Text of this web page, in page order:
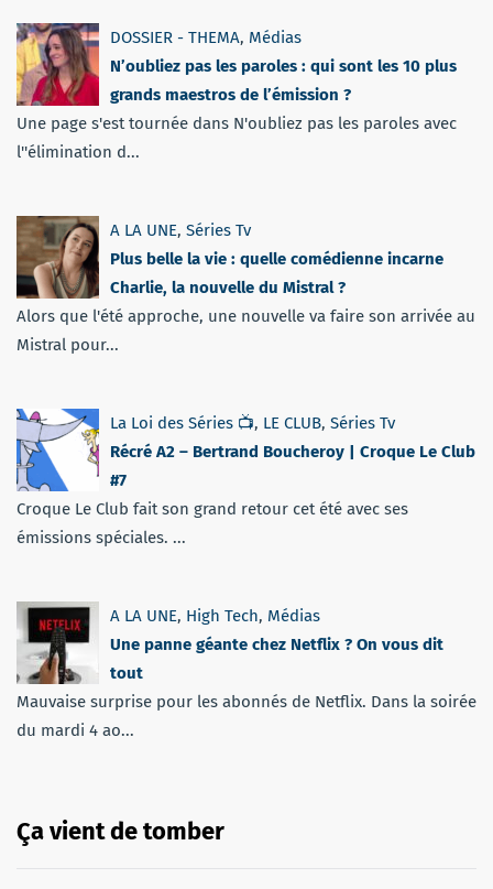
DOSSIER - THEMA, Médias
N’oubliez pas les paroles : qui sont les 10 plus
grands maestros de l’émission ?
Une page s'est tournée dans N'oubliez pas les paroles avec
l''élimination d...
A LA UNE, Séries Tv
Plus belle la vie : quelle comédienne incarne
Charlie, la nouvelle du Mistral ?
Alors que l'été approche, une nouvelle va faire son arrivée au
Mistral pour...
La Loi des Séries 📺, LE CLUB, Séries Tv
Récré A2 – Bertrand Boucheroy | Croque Le Club
#7
Croque Le Club fait son grand retour cet été avec ses
émissions spéciales. ...
A LA UNE, High Tech, Médias
Une panne géante chez Netflix ? On vous dit
tout
Mauvaise surprise pour les abonnés de Netflix. Dans la soirée
du mardi 4 ao...
Ça vient de tomber